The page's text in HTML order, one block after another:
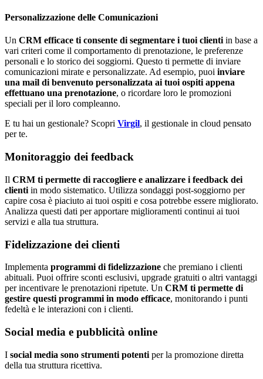
Personalizzazione delle Comunicazioni
Un CRM efficace ti consente di segmentare i tuoi clienti in base a
vari criteri come il comportamento di prenotazione, le preferenze
personali e lo storico dei soggiorni. Questo ti permette di inviare
comunicazioni mirate e personalizzate. Ad esempio, puoi inviare
una mail di benvenuto personalizzata ai tuoi ospiti appena
effettuano una prenotazione, o ricordare loro le promozioni
speciali per il loro compleanno.
E tu hai un gestionale? Scopri Virgil, il gestionale in cloud pensato
per te.
Monitoraggio dei feedback
Il CRM ti permette di raccogliere e analizzare i feedback dei
clienti in modo sistematico. Utilizza sondaggi post-soggiorno per
capire cosa è piaciuto ai tuoi ospiti e cosa potrebbe essere migliorato.
Analizza questi dati per apportare miglioramenti continui ai tuoi
servizi e alla tua struttura.
Fidelizzazione dei clienti
Implementa programmi di fidelizzazione che premiano i clienti
abituali. Puoi offrire sconti esclusivi, upgrade gratuiti o altri vantaggi
per incentivare le prenotazioni ripetute. Un CRM ti permette di
gestire questi programmi in modo efficace, monitorando i punti
fedeltà e le interazioni con i clienti.
Social media e pubblicità online
I social media sono strumenti potenti per la promozione diretta
della tua struttura ricettiva.